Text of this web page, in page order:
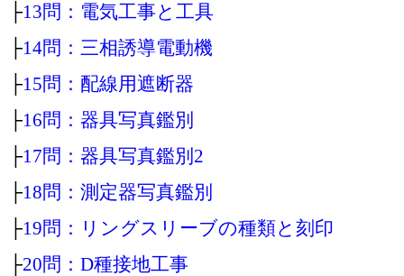
├13問：電気工事と工具
├14問：三相誘導電動機
├15問：配線用遮断器
├16問：器具写真鑑別
├17問：器具写真鑑別2
├18問：測定器写真鑑別
├19問：リングスリーブの種類と刻印
├20問：D種接地工事